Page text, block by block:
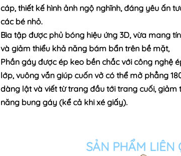
cáp, thiết kế hình ảnh ngộ nghĩnh, đáng yêu ấn
các bé nhỏ.
Bìa tập được phủ bóng hiệu ứng 3D, vừa mang
và giảm thiểu khả năng bám bẩn trên bề mặt,
Phần gáy được ️ép keo bền chắc với công nghệ
lớp, vuông vắn giúp cuốn vở có thể mở phẳng
dàng lật và viết từ trang đầu tới trang cuối, giảm
năng bung gáy (kể cả khi xé giấy).
SẢN PHẨM LIÊN